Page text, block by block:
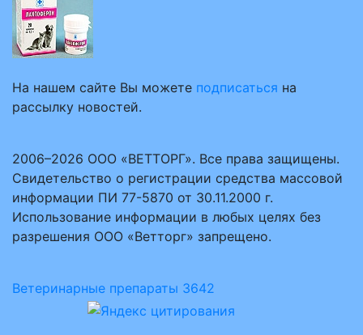
На нашем сайте Вы можете подписаться на
рассылку новостей.
2006–2026 ООО «ВЕТТОРГ». Все права защищены.
Свидетельство о регистрации средства массовой
информации ПИ 77-5870 от 30.11.2000 г.
Использование информации в любых целях без
разрешения ООО «Ветторг» запрещено.
Ветеринарные препараты 3642